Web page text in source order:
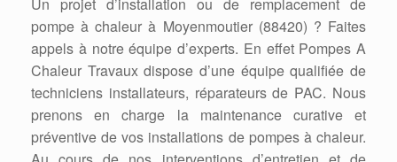
pompe à chaleur à Moyenmoutier (88420) ? Faites
appels à notre équipe d’experts. En effet Pompes A
Chaleur Travaux dispose d’une équipe qualifiée de
techniciens installateurs, réparateurs de PAC. Nous
prenons en charge la maintenance curative et
préventive de vos installations de pompes à chaleur.